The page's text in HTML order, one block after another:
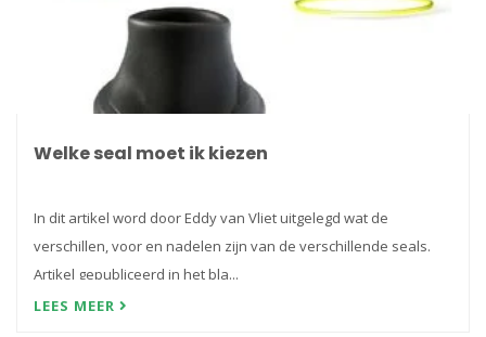
Welke seal moet ik kiezen
In dit artikel word door Eddy van Vliet uitgelegd wat de
verschillen, voor en nadelen zijn van de verschillende seals.
Artikel gepubliceerd in het bla...
LEES MEER